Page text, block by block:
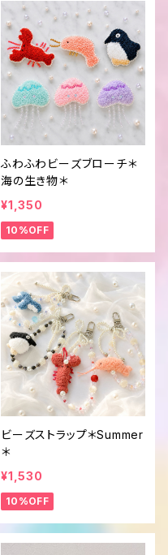
ふわふわビーズブローチ＊
海の生き物＊
¥1,350
10%OFF
ビーズストラップ＊Summer
＊
¥1,530
10%OFF